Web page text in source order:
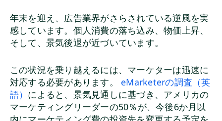
年末を迎え、広告業界がさらされている逆風を実
感しています。個人消費の落ち込み、物価上昇、
そして、景気後退が近づいています。
この状況を乗り越えるには、マーケターは迅速に
対応する必要があります。 eMarketerの調査（英
語） によると、景気見通しに基づき、アメリカの
マーケティングリーダーの50％が、今後6か月以